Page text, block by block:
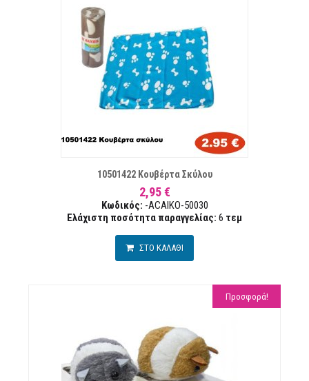
10501422 Κουβέρτα Σκύλου
2,95 €
Κωδικός: -ACAIKO-50030
Ελάχιστη ποσότητα παραγγελίας: 6 τεµ
ΣΤΟ ΚΑΛΑΘΙ
Προσφορά!